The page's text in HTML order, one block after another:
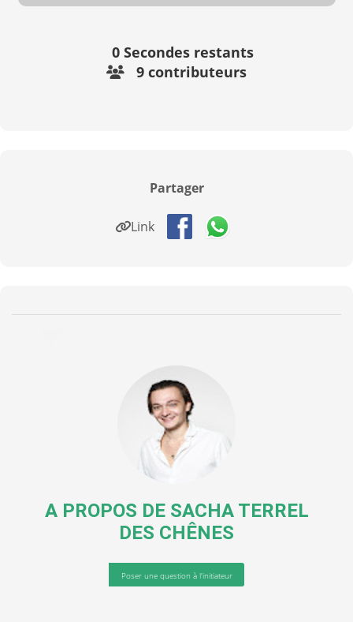
0Secondes restants
9 contributeurs
Partager
Link
A PROPOS DE SACHA TERREL
DES CHÊNES
Poser une question à l'initiateur